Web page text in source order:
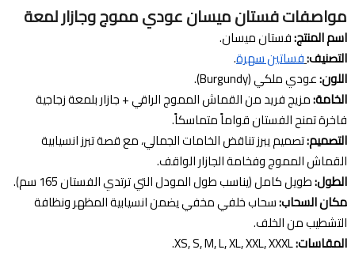
مواصفات فستان ميسان عودي مموج وجازار لمعة
اسم المنتج:فستان ميسان.
التصنيف:فساتين سهرة.
اللون:عودي ملكي (Burgundy).
الخامة:مزيج فريد من القماش المموج الراقي + جازار بلمعة زجاجية
فاخرة تمنح الفستان قواماً متماسكاً.
التصميم:تصميم يبرز تناقض الخامات الجمالي، مع قصة تبرز انسيابية
القماش المموج وفخامة الجازار الواقف.
الطول:طويل كامل (يناسب طول المودل التي ترتدي الفستان 165 سم).
مكان السحاب:سحاب خلفي مخفي يضمن انسيابية المظهر ونظافة
التشطيب من الخلف.
المقاسات: